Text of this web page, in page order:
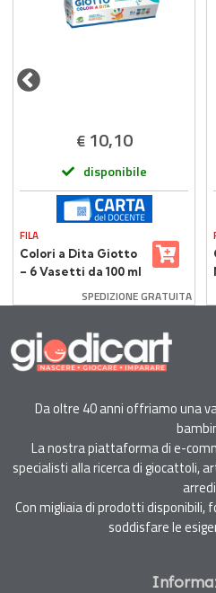
€ 10,10
disponibile
FILA
Colori a Dita Giotto
– 6 Vasetti da 100 ml
SPEDIZIONE GRATUITA
Da oltre 40 anni offriamo una
La nostra piattaforma di e-
specialisti alla ricerca di giocattoli,
Con migliaia di prodotti
soddisfare le